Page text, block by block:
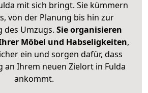
mit sich bringt. Sie kümmern
von der Planung bis hin zur
Umzugs. Sie organisieren
Möbel und Habseligkeiten,
ein und sorgen dafür, dass
an Ihrem neuen Zielort in Fulda
ankommt.